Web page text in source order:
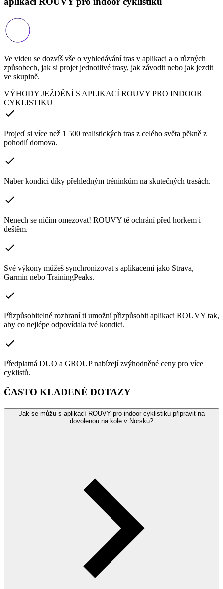
Ve videu se dozvíš vše o vyhledávání tras v aplikaci a o různých
způsobech, jak si projet jednotlivé trasy, jak závodit nebo jak jezdit
ve skupině.
VÝHODY JEŽDĚNÍ S APLIKACÍ ROUVY PRO INDOOR
CYKLISTIKU
Projeď si více než 1 500 realistických tras z celého světa pěkně z
pohodlí domova.
Naber kondici díky přehledným tréninkům na skutečných trasách.
Nenech se ničím omezovat! ROUVY tě ochrání před horkem i
deštěm.
Své výkony můžeš synchronizovat s aplikacemi jako Strava,
Garmin nebo TrainingPeaks.
Přizpůsobitelné rozhraní ti umožní přizpůsobit aplikaci ROUVY tak,
aby co nejlépe odpovídala tvé kondici.
Předplatná DUO a GROUP nabízejí zvýhodněné ceny pro více
cyklistů.
ČASTO KLADENÉ DOTAZY
Jak se můžu s aplikací ROUVY pro indoor cyklistiku připravit na
dovolenou na kole v Norsku?